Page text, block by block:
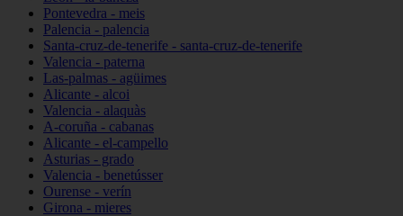
Pontevedra - meis
Palencia - palencia
Santa-cruz-de-tenerife - santa-cruz-de-tenerife
Valencia - paterna
Las-palmas - agüimes
Alicante - alcoi
Valencia - alaquàs
A-coruña - cabanas
Alicante - el-campello
Asturias - grado
Valencia - benetússer
Ourense - verín
Girona - mieres